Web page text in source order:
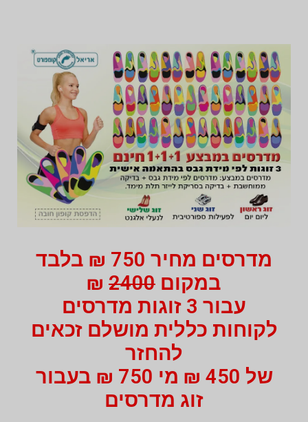
מדרסים מחיר 750 ₪ בלבד
במקום 2400
₪
עבור 3 זוגות מדרסים
לקוחות כללית מושלם זכאים
להחזר
של 450 ₪ מי 750 ₪ בעבור
זוג מדרסים